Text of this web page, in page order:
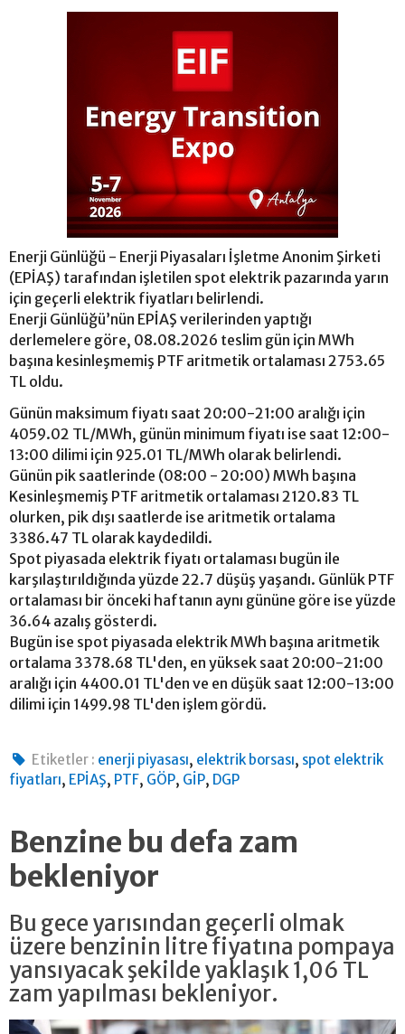
Enerji Günlüğü - Enerji Piyasaları İşletme Anonim Şirketi
(EPİAŞ) tarafından işletilen spot elektrik pazarında yarın
için geçerli elektrik fiyatları belirlendi.
Enerji Günlüğü’nün EPİAŞ verilerinden yaptığı
derlemelere göre, 08.08.2026 teslim gün için MWh
başına kesinleşmemiş PTF aritmetik ortalaması 2753.65
TL oldu.
Günün maksimum fiyatı saat 20:00-21:00 aralığı için
4059.02 TL/MWh, günün minimum fiyatı ise saat 12:00-
13:00 dilimi için 925.01 TL/MWh olarak belirlendi.
Günün pik saatlerinde (08:00 - 20:00) MWh başına
Kesinleşmemiş PTF aritmetik ortalaması 2120.83 TL
olurken, pik dışı saatlerde ise aritmetik ortalama
3386.47 TL olarak kaydedildi.
Spot piyasada elektrik fiyatı ortalaması bugün ile
karşılaştırıldığında yüzde 22.7 düşüş yaşandı. Günlük PTF
ortalaması bir önceki haftanın aynı gününe göre ise yüzde
36.64 azalış gösterdi.
Bugün ise spot piyasada elektrik MWh başına aritmetik
ortalama 3378.68 TL'den, en yüksek saat 20:00-21:00
aralığı için 4400.01 TL'den ve en düşük saat 12:00-13:00
dilimi için 1499.98 TL'den işlem gördü.
Etiketler : enerji piyasası, elektrik borsası, spot elektrik
fiyatları, EPİAŞ, PTF, GÖP, GİP, DGP
Benzine bu defa zam
bekleniyor
Bu gece yarısından geçerli olmak
üzere benzinin litre fiyatına pompaya
yansıyacak şekilde yaklaşık 1,06 TL
zam yapılması bekleniyor.